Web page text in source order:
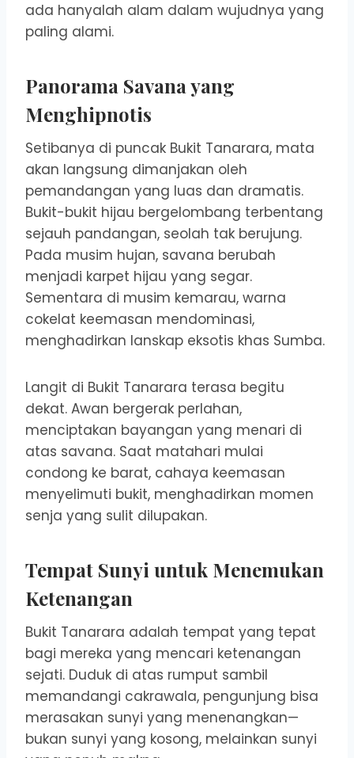
ada hanyalah alam dalam wujudnya yang
paling alami.
Panorama Savana yang
Menghipnotis
Setibanya di puncak Bukit Tanarara, mata
akan langsung dimanjakan oleh
pemandangan yang luas dan dramatis.
Bukit-bukit hijau bergelombang terbentang
sejauh pandangan, seolah tak berujung.
Pada musim hujan, savana berubah
menjadi karpet hijau yang segar.
Sementara di musim kemarau, warna
cokelat keemasan mendominasi,
menghadirkan lanskap eksotis khas Sumba.
Langit di Bukit Tanarara terasa begitu
dekat. Awan bergerak perlahan,
menciptakan bayangan yang menari di
atas savana. Saat matahari mulai
condong ke barat, cahaya keemasan
menyelimuti bukit, menghadirkan momen
senja yang sulit dilupakan.
Tempat Sunyi untuk Menemukan
Ketenangan
Bukit Tanarara adalah tempat yang tepat
bagi mereka yang mencari ketenangan
sejati. Duduk di atas rumput sambil
memandangi cakrawala, pengunjung bisa
merasakan sunyi yang menenangkan—
bukan sunyi yang kosong, melainkan sunyi